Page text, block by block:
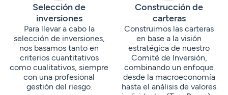
Selección de
inversiones
Para llevar a cabo la
selección de inversiones,
nos basamos tanto en
criterios cuantitativos
como cualitativos, siempre
con una profesional
gestión del riesgo.
Construcción de
carteras
Construimos las carteras
en base a la visión
estratégica de nuestro
Comité de Inversión,
combinando un enfoque
desde la macroeconomía
hasta el análisis de valores